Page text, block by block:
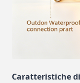
Caratteristiche